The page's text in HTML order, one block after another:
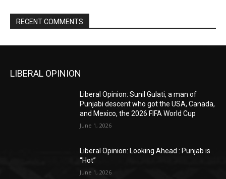
RECENT COMMENTS
LIBERAL OPINION
Liberal Opinion: Sunil Gulati, a man of
Punjabi descent who got the USA, Canada,
and Mexico, the 2026 FIFA World Cup
June 1, 2026
Liberal Opinion: Looking Ahead : Punjab is
“Hot”
June 1, 2026